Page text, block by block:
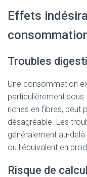
Effets
Troubles
Une consommation
particulièrement
riches en fibres, peut
désagréable. Les
généralement au-
ou l’équivalent en
Risque de